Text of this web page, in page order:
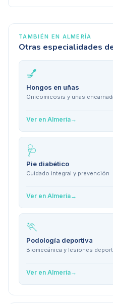
TAMBIÉN EN ALMERÍA
Otras especialidades
💅
Hongos en uñas
Onicomicosis y uñas
Ver en Almería→
🩺
Pie diabético
Cuidado integral y prevención
Ver en Almería→
🏃
Podología deportiva
Biomecánica y lesiones
Ver en Almería→